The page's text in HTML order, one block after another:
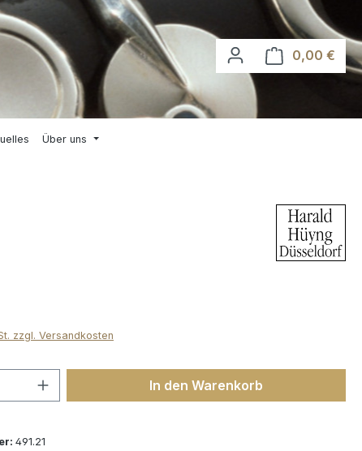
0,00 €
Über uns
zzgl. Versandkosten
Anzahl: Gib den gewünschten Wert
In den Warenkorb
491.21